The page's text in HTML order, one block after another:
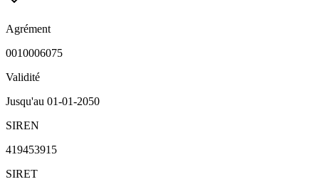
Agrément
0010006075
Validité
Jusqu'au 01-01-2050
SIREN
419453915
SIRET